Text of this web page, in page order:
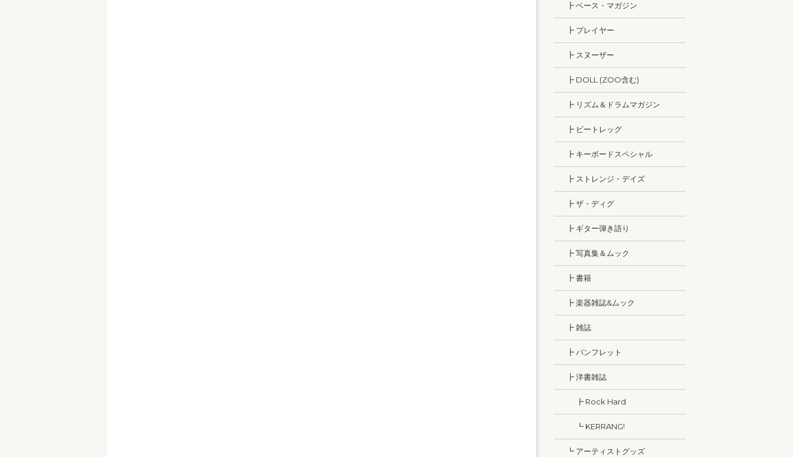
┣ ベース・マガジン
┣ プレイヤー
┣ スヌーザー
┣ DOLL (ZOO含む)
┣ リズム＆ドラムマガジン
┣ ビートレッグ
┣ キーボードスペシャル
┣ ストレンジ・デイズ
┣ ザ・ディグ
┣ ギター弾き語り
┣ 写真集＆ムック
┣ 書籍
┣ 楽器雑誌&ムック
┣ 雑誌
┣ パンフレット
┣ 洋書雑誌
┣ Rock Hard
┗ KERRANG!
┗ アーティストグッズ